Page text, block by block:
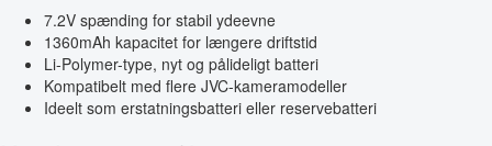
7.2V spænding for stabil ydeevne
1360mAh kapacitet for længere driftstid
Li-Polymer-type, nyt og pålideligt batteri
Kompatibelt med flere JVC-kameramodeller
Ideelt som erstatningsbatteri eller reservebatteri